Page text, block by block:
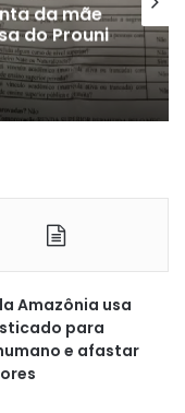
da mãe
do Prouni
Amazônia usa
para
e afastar